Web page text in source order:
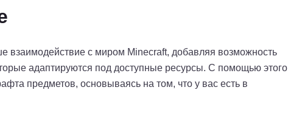
взаимодействие с миром Minecraft, добавляя возможность
адаптируются под доступные ресурсы. С помощью этого
предметов, основываясь на том, что у вас есть в